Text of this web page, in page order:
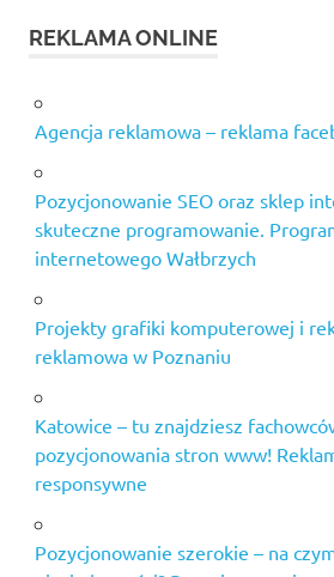
REKLAMA ONLINE
Agencja reklamowa – reklama
Pozycjonowanie SEO oraz sklep
skuteczne programowanie.
internetowego Wałbrzych
Projekty grafiki komputerowej i
reklamowa w Poznaniu
Katowice – tu znajdziesz
pozycjonowania stron www!
responsywne
Pozycjonowanie szerokie – na